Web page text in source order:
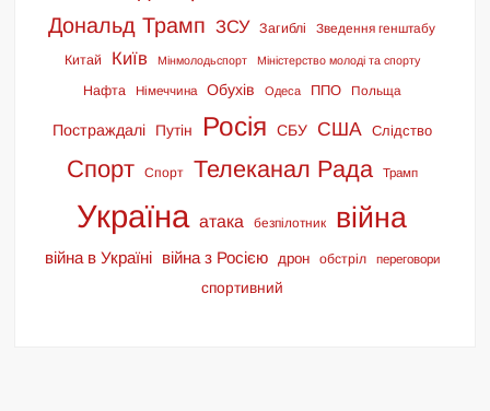
Дональд Трамп ЗСУ Загиблі Зведення генштабу
Китай Київ Мінмолодьспорт Міністерство молоді та спорту
Нафта Німеччина Обухів Одеса ППО Польща
Постраждалі Путін Росія СБУ США Слідство
Спорт Спорт Телеканал Рада Трамп
Україна атака безпілотник війна
війна в Україні війна з Росією дрон обстріл переговори
спортивний